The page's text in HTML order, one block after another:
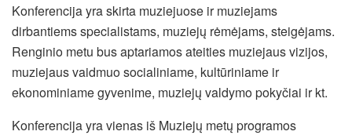
Konferencija yra skirta muziejuose ir muziejams
dirbantiems specialistams, muziejų rėmėjams, steigėjams.
Renginio metu bus aptariamos ateities muziejaus vizijos,
muziejaus vaidmuo socialiniame, kultūriniame ir
ekonominiame gyvenime, muziejų valdymo pokyčiai ir kt.
Konferencija yra vienas iš Muziejų metų programos